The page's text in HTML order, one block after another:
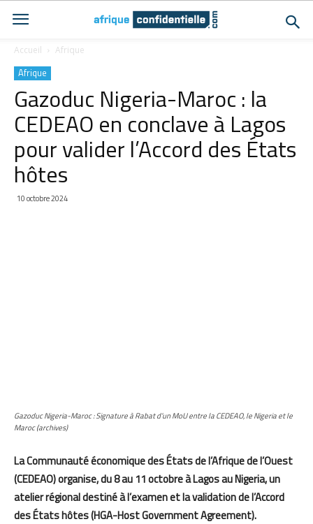
Accueil Afrique
Afrique
Gazoduc Nigeria-Maroc : la
CEDEAO en conclave à Lagos
pour valider l’Accord des États
hôtes
10 octobre 2024
Gazoduc Nigeria-Maroc : Signature à Rabat d’un MoU entre la CEDEAO, le Nigeria et le
Maroc (archives)
La Communauté économique des États de l’Afrique de l’Ouest
(CEDEAO) organise, du 8 au 11 octobre à Lagos au Nigeria, un
atelier régional destiné à l’examen et la validation de l’Accord
des États hôtes (HGA-Host Government Agreement).